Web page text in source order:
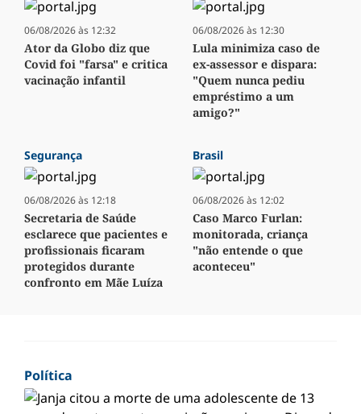
06/08/2026 às 12:32
Ator da Globo diz que
Covid foi "farsa" e critica
vacinação infantil
06/08/2026 às 12:30
Lula minimiza caso de
ex-assessor e dispara:
"Quem nunca pediu
empréstimo a um
amigo?"
Segurança
06/08/2026 às 12:18
Secretaria de Saúde
esclarece que pacientes e
profissionais ficaram
protegidos durante
confronto em Mãe Luíza
Brasil
06/08/2026 às 12:02
Caso Marco Furlan:
monitorada, criança
"não entende o que
aconteceu"
Política